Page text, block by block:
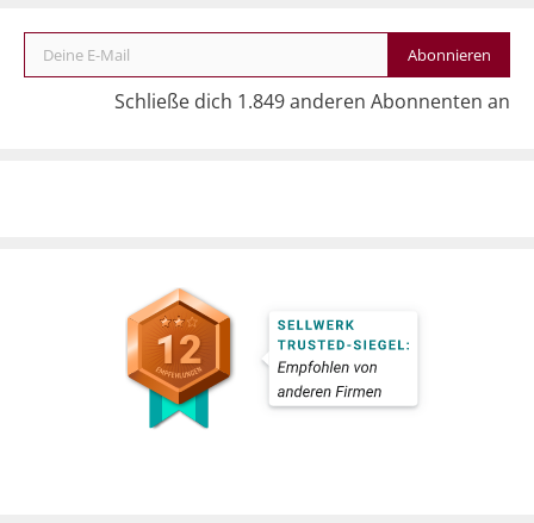
Deine E-Mail
Abonnieren
Schließe dich 1.849 anderen Abonnenten an